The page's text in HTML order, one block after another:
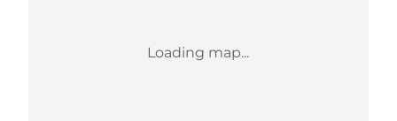
Loading map...